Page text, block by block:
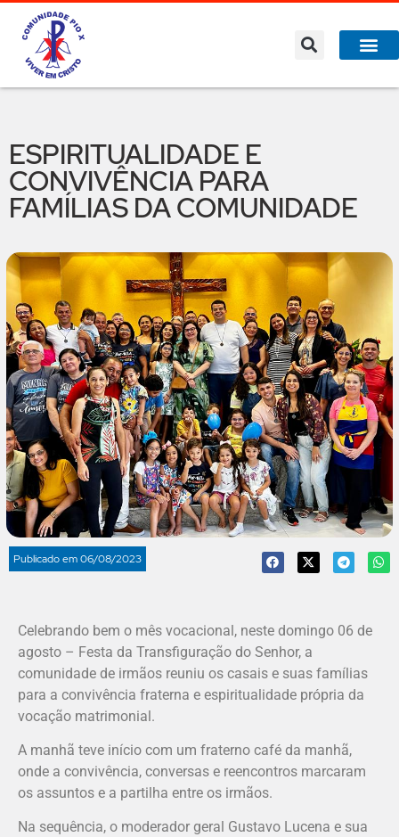
ESPIRITUALIDADE E
CONVIVÊNCIA PARA
FAMÍLIAS DA COMUNIDADE
Publicado em06/08/2023
Celebrando bem o mês vocacional, neste domingo 06 de
agosto – Festa da Transfiguração do Senhor, a
comunidade de irmãos reuniu os casais e suas famílias
para a convivência fraterna e espiritualidade própria da
vocação matrimonial.
A manhã teve início com um fraterno café da manhã,
onde a convivência, conversas e reencontros marcaram
os assuntos e a partilha entre os irmãos.
Na sequência, o moderador geral Gustavo Lucena e sua